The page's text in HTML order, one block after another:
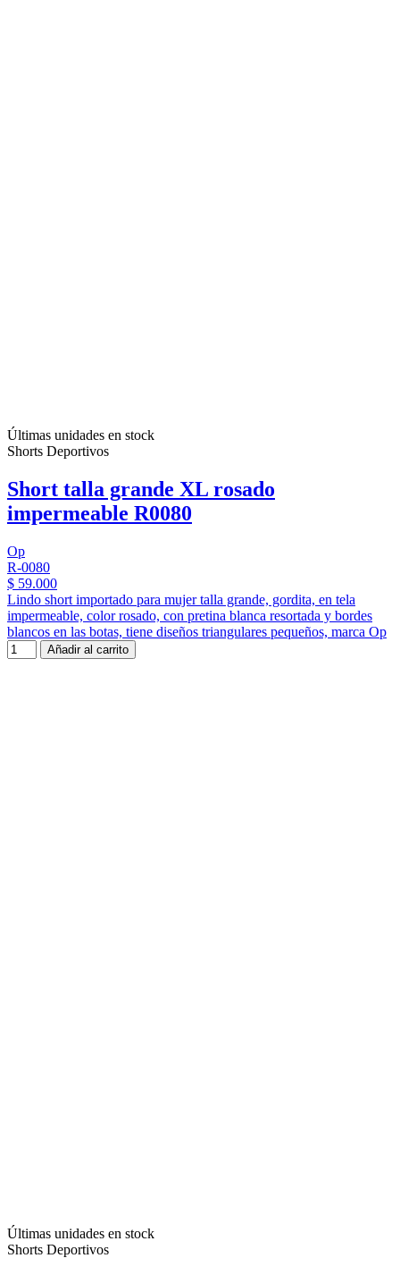
Últimas unidades en stock
Shorts Deportivos
Short talla grande XL rosado
impermeable R0080
Op
R-0080
$ 59.000
Lindo short importado para mujer talla grande, gordita, en tela
impermeable, color rosado, con pretina blanca resortada y bordes
blancos en las botas, tiene diseños triangulares pequeños, marca Op
Añadir al carrito
Últimas unidades en stock
Shorts Deportivos